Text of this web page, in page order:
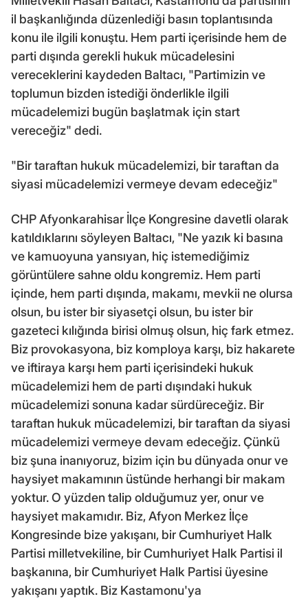
il başkanlığında düzenlediği basın toplantısında
konu ile ilgili konuştu. Hem parti içerisinde hem de
parti dışında gerekli hukuk mücadelesini
vereceklerini kaydeden Baltacı, "Partimizin ve
toplumun bizden istediği önderlikle ilgili
mücadelemizi bugün başlatmak için start
vereceğiz" dedi.
"Bir taraftan hukuk mücadelemizi, bir taraftan da
siyasi mücadelemizi vermeye devam edeceğiz"
CHP Afyonkarahisar İlçe Kongresine davetli olarak
katıldıklarını söyleyen Baltacı, "Ne yazık ki basına
ve kamuoyuna yansıyan, hiç istemediğimiz
görüntülere sahne oldu kongremiz. Hem parti
içinde, hem parti dışında, makamı, mevkii ne olursa
olsun, bu ister bir siyasetçi olsun, bu ister bir
gazeteci kılığında birisi olmuş olsun, hiç fark etmez.
Biz provokasyona, biz komploya karşı, biz hakarete
ve iftiraya karşı hem parti içerisindeki hukuk
mücadelemizi hem de parti dışındaki hukuk
mücadelemizi sonuna kadar sürdüreceğiz. Bir
taraftan hukuk mücadelemizi, bir taraftan da siyasi
mücadelemizi vermeye devam edeceğiz. Çünkü
biz şuna inanıyoruz, bizim için bu dünyada onur ve
haysiyet makamının üstünde herhangi bir makam
yoktur. O yüzden talip olduğumuz yer, onur ve
haysiyet makamıdır. Biz, Afyon Merkez İlçe
Kongresinde bize yakışanı, bir Cumhuriyet Halk
Partisi milletvekiline, bir Cumhuriyet Halk Partisi il
başkanına, bir Cumhuriyet Halk Partisi üyesine
yakışanı yaptık. Biz Kastamonu'ya